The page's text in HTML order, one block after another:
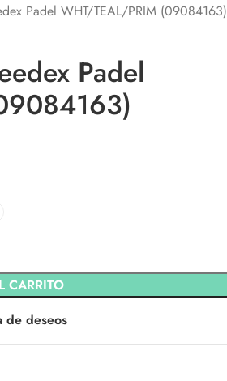
Padel WHT/TEAL/PRIM (09084163)
Padel
CARRITO
de deseos